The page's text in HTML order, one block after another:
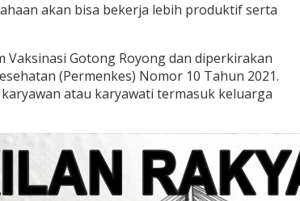
akan bisa bekerja lebih produktif serta
Vaksinasi Gotong Royong dan diperkirakan
(Permenkes) Nomor 10 Tahun 2021.
atau karyawati termasuk keluarga